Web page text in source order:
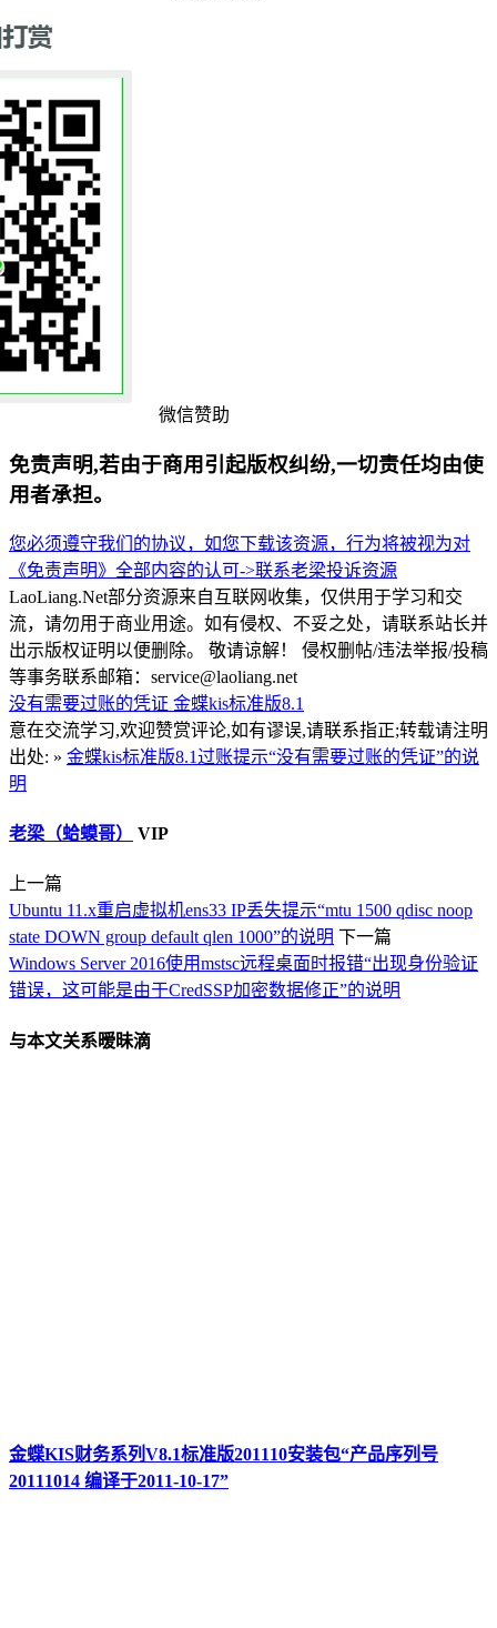
微信赞助
免责声明,若由于商用引起版权纠纷,一切责任均由使
用者承担。
您必须遵守我们的协议，如您下载该资源，行为将被视为对
《免责声明》全部内容的认可->联系老梁投诉资源
LaoLiang.Net部分资源来自互联网收集，仅供用于学习和交
流，请勿用于商业用途。如有侵权、不妥之处，请联系站长并
出示版权证明以便删除。 敬请谅解！ 侵权删帖/违法举报/投稿
等事务联系邮箱：service@laoliang.net
没有需要过账的凭证 金蝶kis标准版8.1
意在交流学习,欢迎赞赏评论,如有谬误,请联系指正;转载请注明
出处: » 金蝶kis标准版8.1过账提示“没有需要过账的凭证”的说
明
老梁（蛤蟆哥） VIP
上一篇
Ubuntu 11.x重启虚拟机ens33 IP丢失提示“mtu 1500 qdisc noop
state DOWN group default qlen 1000”的说明 下一篇
Windows Server 2016使用mstsc远程桌面时报错“出现身份验证
错误，这可能是由于CredSSP加密数据修正”的说明
与本文关系暧昧滴
金蝶KIS财务系列V8.1标准版201110安装包“产品序列号
20111014 编译于2011-10-17”